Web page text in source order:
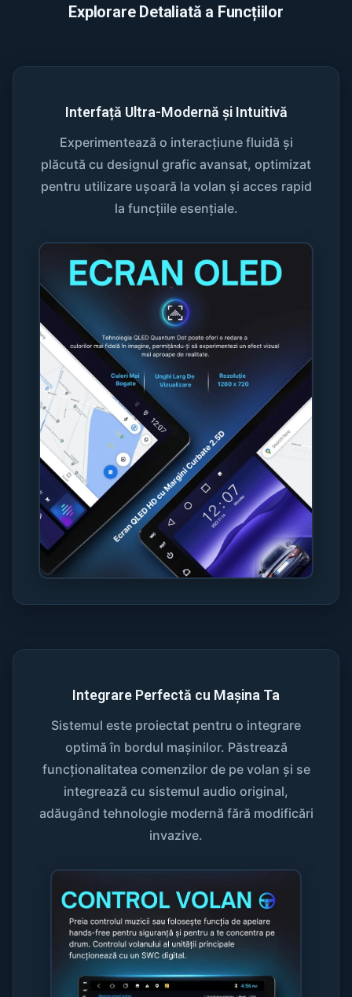
Explorare Detaliată a Funcțiilor
Interfață Ultra-Modernă și Intuitivă
Experimentează o interacțiune fluidă și
plăcută cu designul grafic avansat, optimizat
pentru utilizare ușoară la volan și acces rapid
la funcțiile esențiale.
Integrare Perfectă cu Mașina Ta
Sistemul este proiectat pentru o integrare
optimă în bordul mașinilor. Păstrează
funcționalitatea comenzilor de pe volan și se
integrează cu sistemul audio original,
adăugând tehnologie modernă fără modificări
invazive.